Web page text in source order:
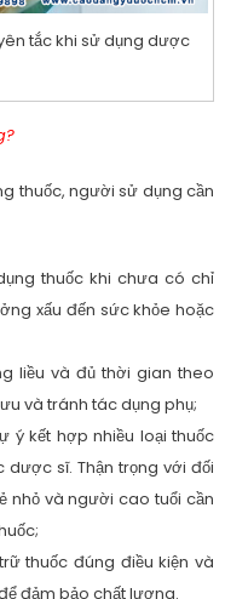
tắc khi sử dụng dược
thuốc, người sử dụng cần
thuốc khi chưa có chỉ
xấu đến sức khỏe hoặc
liều và đủ thời gian theo
và tránh tác dụng phụ;
ý kết hợp nhiều loại thuốc
sĩ. Thận trọng với đối
nhỏ và người cao tuổi cần
thuốc đúng điều kiện và
đảm bảo chất lượng.